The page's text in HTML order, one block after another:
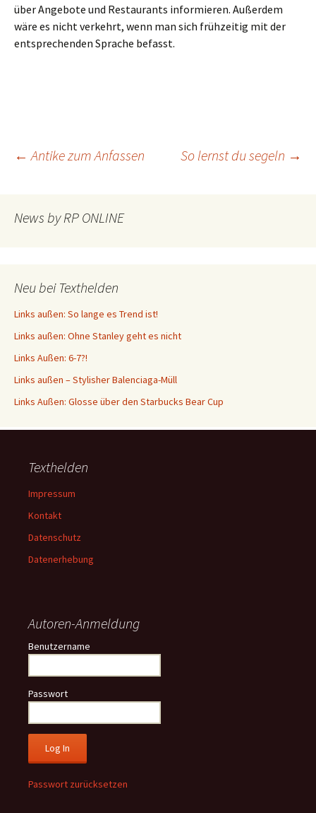
über Angebote und Restaurants informieren. Außerdem
wäre es nicht verkehrt, wenn man sich frühzeitig mit der
entsprechenden Sprache befasst.
Beitragsnavigation
← Antike zum Anfassen So lernst du segeln →
News by RP ONLINE
Neu bei Texthelden
Links außen: So lange es Trend ist!
Links außen: Ohne Stanley geht es nicht
Links Außen: 6-7?!
Links außen – Stylisher Balenciaga-Müll
Links Außen: Glosse über den Starbucks Bear Cup
Texthelden
Impressum
Kontakt
Datenschutz
Datenerhebung
Autoren-Anmeldung
Benutzername
Passwort
Passwort zurücksetzen